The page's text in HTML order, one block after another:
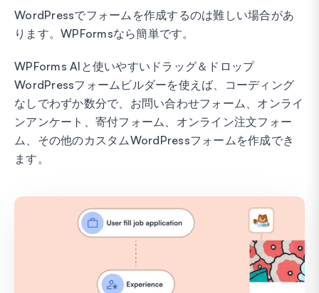
WordPressでフォームを作成するのは難しい場合があ
ります。WPFormsなら簡単です。
WPForms AIと使いやすいドラッグ＆ドロップ
WordPressフォームビルダーを使えば、コーディング
なしでわずか数分で、お問い合わせフォーム、オンライ
ンアンケート、寄付フォーム、オンライン注文フォー
ム、その他のカスタムWordPressフォームを作成でき
ます。